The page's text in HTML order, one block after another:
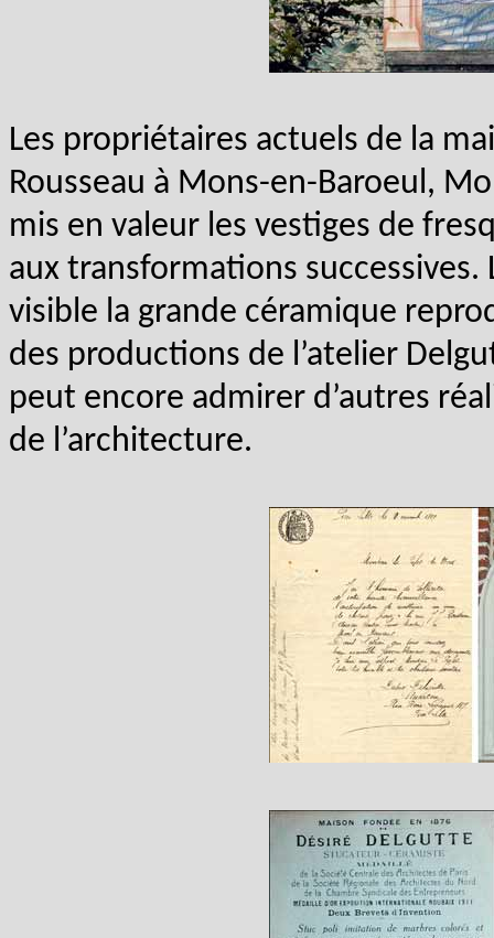
Les propriétaires actuels de la
Rousseau à Mons-en-Baroeul,
mis en valeur les vestiges de
aux transformations
visible la grande céramique
des productions de l’atelier
peut encore admirer d’autres
de l’architecture.